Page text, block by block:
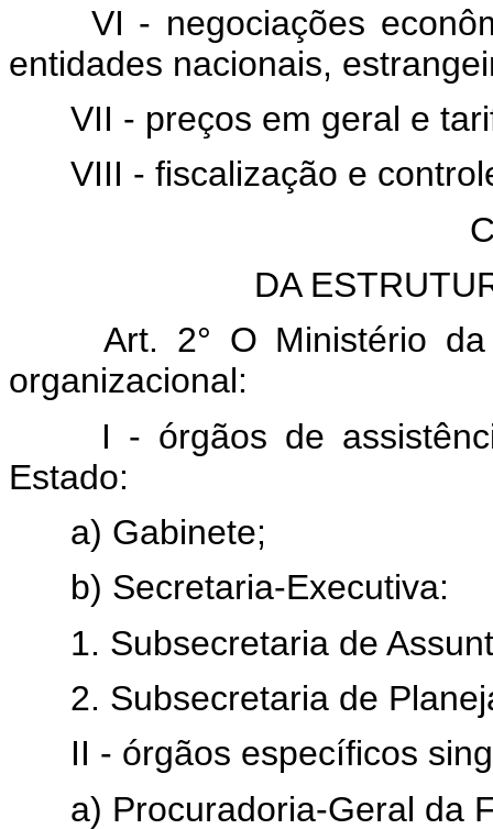
VI - negociações
entidades nacionais,
VII - preços em geral e
VIII - fiscalização e
DA
Art. 2° O Ministério
organizacional:
I - órgãos de
Estado:
a) Gabinete;
b) Secretaria-Executiva:
1. Subsecretaria de
2. Subsecretaria de
II - órgãos específicos
a) Procuradoria-Geral da